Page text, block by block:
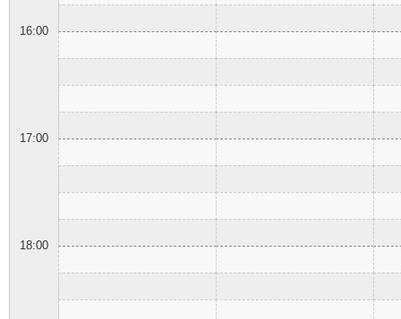
16:00
17:00
18:00